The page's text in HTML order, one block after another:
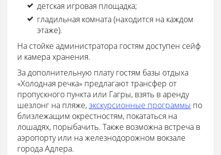
детская игровая площадка;
гладильная комната (находится на каждом
этаже).
На стойке администратора гостям доступен сейф
и камера хранения.
За дополнительную плату гостям базы отдыха
«Холодная речка» предлагают трансфер от
пропускного пункта или Гагры, взять в аренду
шезлонг на пляже,экскурсионные программы по
близлежащим окрестностям, покататься на
лошадях, порыбачить. Также возможна встреча в
аэропорту или на железнодорожном вокзале
города Адлера.